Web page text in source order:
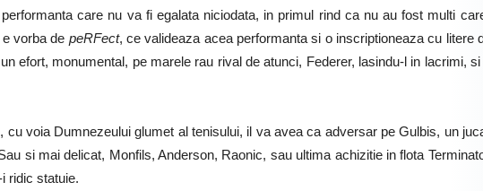
care nu va fi egalata niciodata, in primul rind ca nu au fost multi
vorba de peRFect, ce valideaza acea performanta si o inscriptioneaza cu litere
efort, monumental, pe marele rau rival de atunci, Federer, lasindu-l in lacrimi,
voia Dumnezeului glumet al tenisului, il va avea ca adversar pe Gulbis, un
si mai delicat, Monfils, Anderson, Raonic, sau ultima achizitie in flota
ridic statuie.